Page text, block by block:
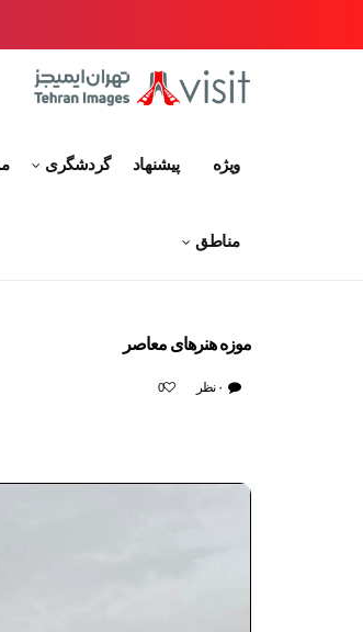
ویژه پیشنهاد گردشگری
مناطق
موزه هنرهای معاصر
۰ نظر 0